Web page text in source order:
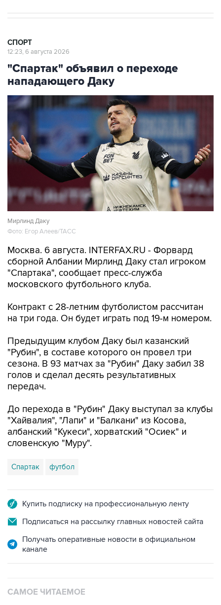
СПОРТ
12:23, 6 августа 2026
"Спартак" объявил о переходе
нападающего Даку
Мирлинд Даку
Фото: Егор Алеев/ТАСС
Москва. 6 августа. INTERFAX.RU - Форвард
сборной Албании Мирлинд Даку стал игроком
"Спартака", сообщает пресс-служба
московского футбольного клуба.
Контракт с 28-летним футболистом рассчитан
на три года. Он будет играть под 19-м номером.
Предыдущим клубом Даку был казанский
"Рубин", в составе которого он провел три
сезона. В 93 матчах за "Рубин" Даку забил 38
голов и сделал десять результативных
передач.
До перехода в "Рубин" Даку выступал за клубы
"Хайвалия", "Лапи" и "Балкани" из Косова,
албанский "Кукеси", хорватский "Осиек" и
словенскую "Муру".
Спартак футбол
Купить подписку на профессиональную ленту
Подписаться на рассылку главных новостей сайта
Получать оперативные новости в официальном
канале
САМОЕ ЧИТАЕМОЕ